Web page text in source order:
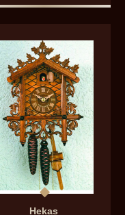
Hekas